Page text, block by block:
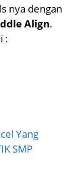
nya dengan
Align.
:
Yang
SMP